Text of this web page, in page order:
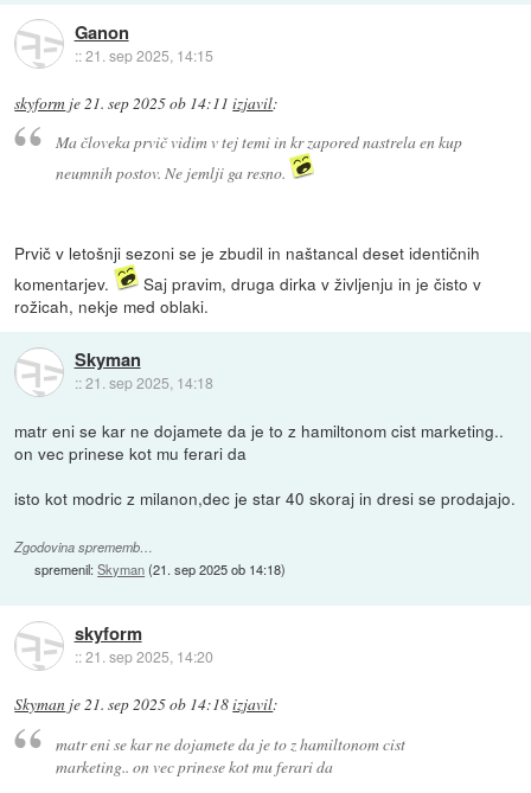
Ganon
::21. sep 2025, 14:15
skyform je 21. sep 2025 ob 14:11 izjavil:
Ma človeka prvič vidim v tej temi in kr zapored nastrela en kup
neumnih postov. Ne jemlji ga resno.
Prvič v letošnji sezoni se je zbudil in naštancal deset identičnih
komentarjev.
Saj pravim, druga dirka v življenju in je čisto v
rožicah, nekje med oblaki.
Skyman
::21. sep 2025, 14:18
matr eni se kar ne dojamete da je to z hamiltonom cist marketing..
on vec prinese kot mu ferari da
isto kot modric z milanon,dec je star 40 skoraj in dresi se prodajajo.
Zgodovina sprememb…
spremenil:Skyman(21. sep 2025 ob 14:18)
skyform
::21. sep 2025, 14:20
Skyman je21. sep 2025 ob 14:18izjavil:
matr eni se kar ne dojamete da je to z hamiltonom cist
marketing.. on vec prinese kot mu ferari da